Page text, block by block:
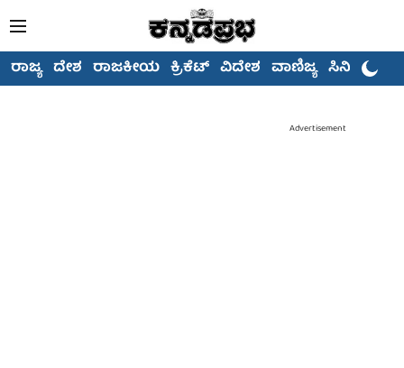
ರಾಜ್ಯ ದೇಶ ರಾಜಕೀಯ ಕ್ರಿಕೆಟ್ ವಿದೇಶ ವಾಣಿಜ್ಯ ಸಿನಿಮಾ
Advertisement